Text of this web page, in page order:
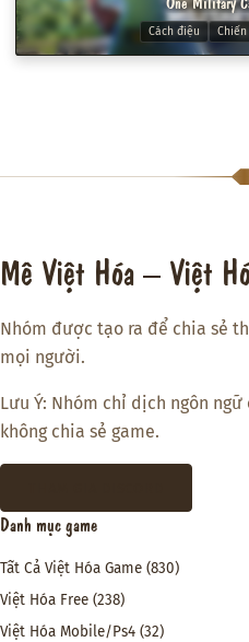
Cách điệu
Mê Việt Hóa – Việt
Nhóm được tạo ra để chia sẻ
mọi người.
Lưu Ý: Nhóm chỉ dịch ngôn
không chia sẻ game.
Danh mục game
Tất Cả Việt Hóa Game (830)
Việt Hóa Free (238)
Việt Hóa Mobile/Ps4 (32)